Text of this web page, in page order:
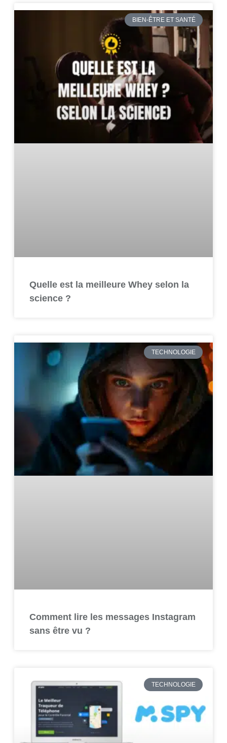
BIEN-ÊTRE ET SANTÉ
Quelle est la meilleure Whey selon la
science ?
TECHNOLOGIE
Comment lire les messages Instagram
sans être vu ?
TECHNOLOGIE